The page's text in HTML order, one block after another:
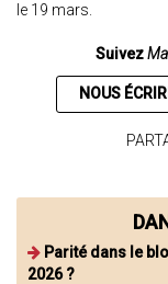
le 19 mars.
Suivez
NOUS
Parité dans le
2026 ?